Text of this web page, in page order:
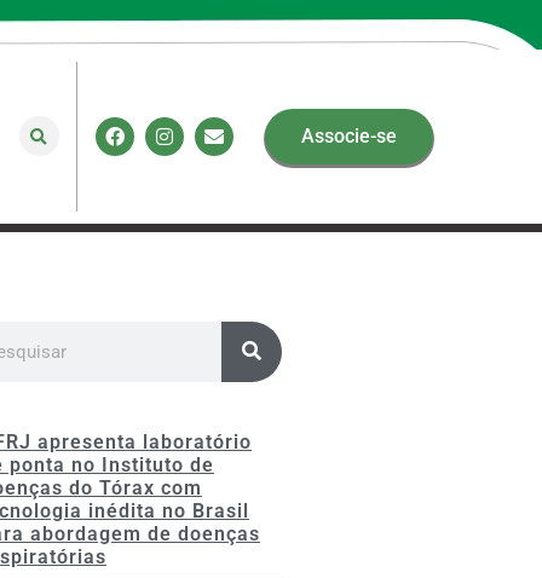
Associe-se
apresenta laboratório
ponta no Instituto de
do Tórax com
inédita no Brasil
abordagem de doenças